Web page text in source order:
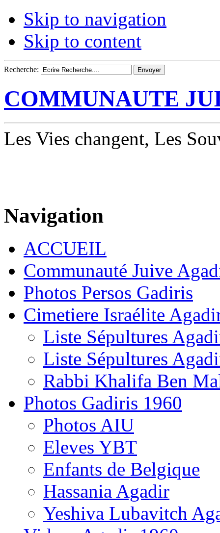
Skip to navigation
Skip to content
Recherche:
COMMUNAUTE
Les Vies changent, Les
Navigation
ACCUEIL
Communauté Juive
Photos Persos Gadiris
Cimetiere Israélite
Liste Sépultures
Liste Sépultures
Rabbi Khalifa Ben
Photos Gadiris 1960
Photos AIU
Eleves YBT
Enfants de Belgique
Hassania Agadir
Yeshiva Lubavitch